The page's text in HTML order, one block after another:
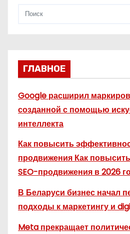
ГЛАВНОЕ
Google расширил
созданной с помощью
интеллекта
Как повысить
продвижения Как
SEO-продвижения в 2026
В Беларуси бизнес начал
подходы к маркетингу и
Meta прекращает